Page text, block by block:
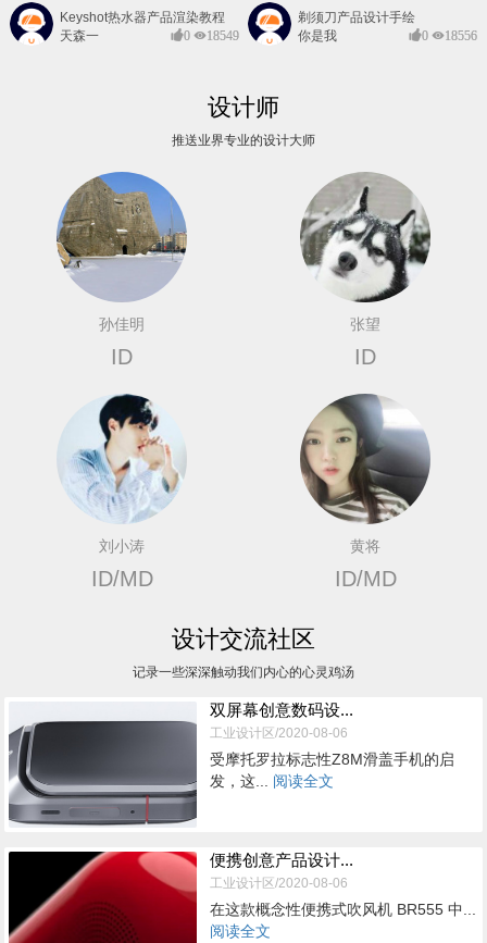
Keyshot热水器产品渲染教程
天森一
0 18549
剃须刀产品设计手绘
你是我
0 18556
设计师
推送业界专业的设计大师
孙佳明
ID
张望
ID
刘小涛
ID/MD
黄将
ID/MD
设计交流社区
记录一些深深触动我们内心的心灵鸡汤
双屏幕创意数码设...
工业设计区/2020-08-06
受摩托罗拉标志性Z8M滑盖手机的启
发，这... 阅读全文
便携创意产品设计...
工业设计区/2020-08-06
在这款概念性便携式吹风机 BR555 中...
阅读全文